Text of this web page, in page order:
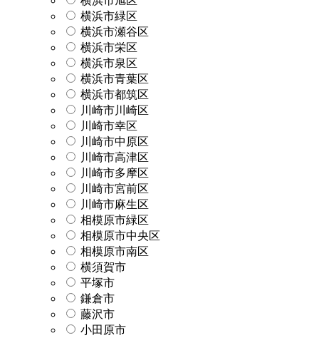
横浜市緑区
横浜市瀬谷区
横浜市栄区
横浜市泉区
横浜市青葉区
横浜市都筑区
川崎市川崎区
川崎市幸区
川崎市中原区
川崎市高津区
川崎市多摩区
川崎市宮前区
川崎市麻生区
相模原市緑区
相模原市中央区
相模原市南区
横須賀市
平塚市
鎌倉市
藤沢市
小田原市